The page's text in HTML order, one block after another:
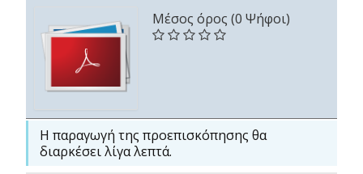
Μέσος όρος (0 Ψήφοι)
Η παραγωγή της προεπισκόπησης θα
διαρκέσει λίγα λεπτά.